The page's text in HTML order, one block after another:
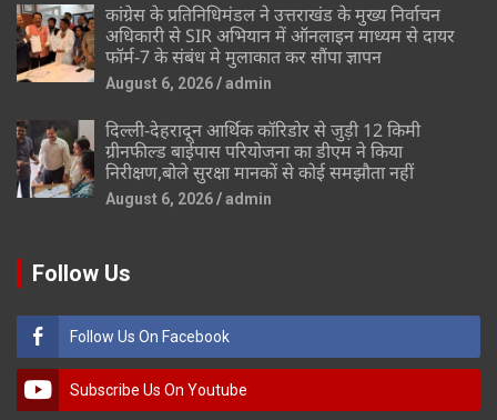
कांग्रेस के प्रतिनिधिमंडल ने उत्तराखंड के मुख्य निर्वाचन
अधिकारी से SIR अभियान में ऑनलाइन माध्यम से दायर
फॉर्म-7 के संबंध मे मुलाकात कर सौंपा ज्ञापन
August 6, 2026 admin
दिल्ली-देहरादून आर्थिक कॉरिडोर से जुड़ी 12 किमी
ग्रीनफील्ड बाईपास परियोजना का डीएम ने किया
निरीक्षण,बोले सुरक्षा मानकों से कोई समझौता नहीं
August 6, 2026 admin
Follow Us
Follow Us On Facebook
Subscribe Us On Youtube